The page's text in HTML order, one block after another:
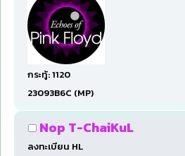
กระทู้: 1120
23093B6C (MP)
Nop T-ChaiKuL
ลงทะเบียน HL